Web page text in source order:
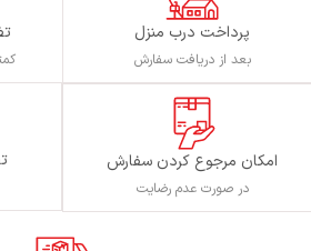
پرداخت درب منزل
بعد از دریافت سفارش
امکان مرجوع کردن سفارش
در صورت عدم رضایت